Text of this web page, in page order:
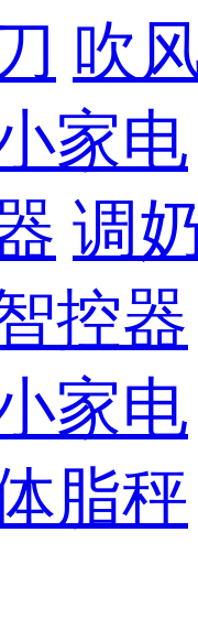
吹
家电
调
控器
家电
脂秤